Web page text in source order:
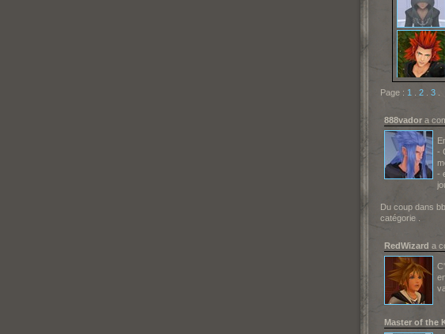
Page : 1 2. 3.
888vadora
-
-
Du coup dans
catégorie .
RedWizard a
Master of the